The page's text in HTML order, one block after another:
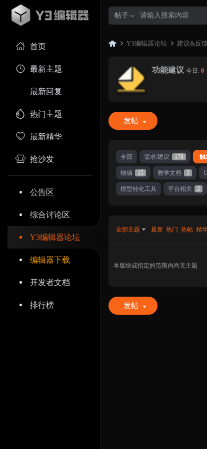
首页
最新主题
最新回复
热门主题
最新精华
抢沙发
公告区
综合讨论区
Y3编辑器论坛
编辑器下载
开发者文档
排行榜
帖子
»
Y3编辑器论坛 建议&反
功能建议 今日:0
发帖
全部 需求/建议 178 触
物编 15 教学文档 3
模型转化工具 平台相关 2
全部主题 最新 热门 热帖 精
本版块或指定的范围内尚无主题
发帖